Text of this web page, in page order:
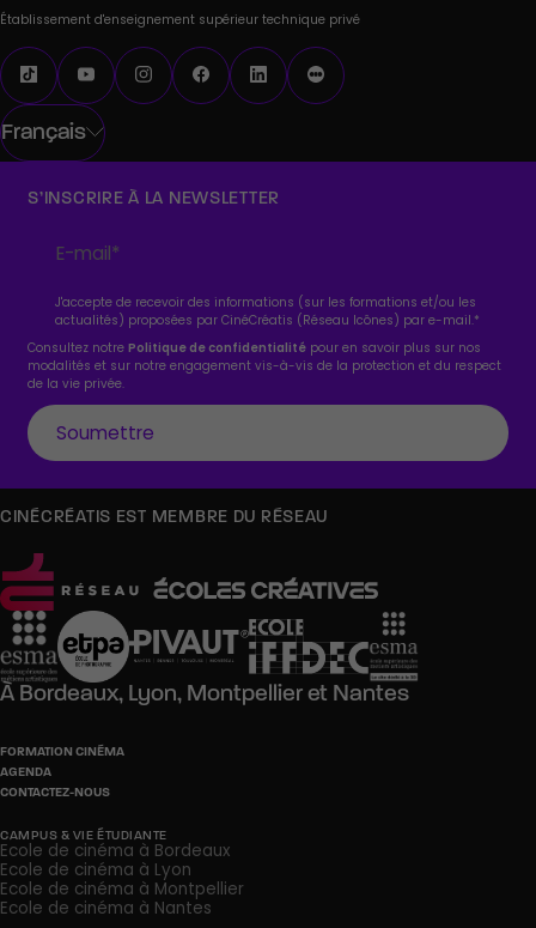
Établissement d'enseignement supérieur technique privé
Français
S’INSCRIRE À LA NEWSLETTER
J'accepte de recevoir des informations (sur les formations et/ou les
actualités) proposées par CinéCréatis (Réseau Icônes) par e-mail.*
Consultez notrePolitique de confidentialité pour en savoir plus sur nos
modalités et sur notre engagement vis-à-vis de la protection et du respect
de la vie privée.
CINÉCRÉATIS EST MEMBRE DU RÉSEAU
À Bordeaux, Lyon, Montpellieret Nantes
FORMATION CINÉMA
AGENDA
CONTACTEZ-NOUS
CAMPUS & VIE ÉTUDIANTE
Ecole de cinéma à Bordeaux
Ecole de cinéma à Lyon
Ecole de cinéma à Montpellier
Ecole de cinéma à Nantes